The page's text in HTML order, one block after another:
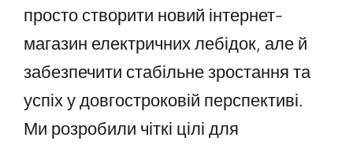
просто створити новий інтернет-
магазин електричних лебідок, але й
забезпечити стабільне зростання та
успіх у довгостроковій перспективі.
Ми розробили чіткі цілі для